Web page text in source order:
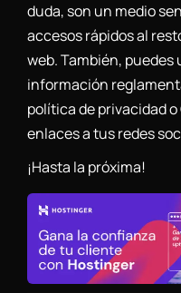
duda, son un medio
accesos rápidos al
web. También,
información
política de privacidad
enlaces a tus redes
¡Hasta la próxima!